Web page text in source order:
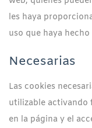
Avisos legales
Política de cookies
Política de servicio
les haya
uso que haya
Necesarias
Las cookies
utilizable activando
en la página y el